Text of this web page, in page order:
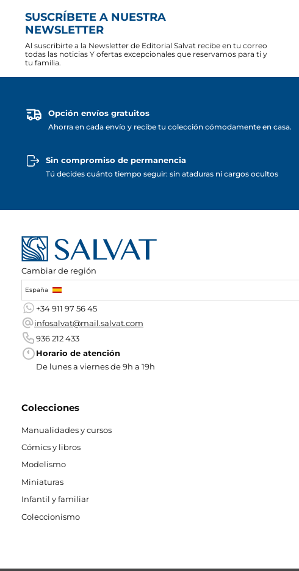
SUSCRÍBETE A NUESTRA
NEWSLETTER
Al suscribirte a la Newsletter de Editorial Salvat recibe en tu correo
todas las noticias Y ofertas excepcionales que reservamos para ti y
tu familia.
Opción envíos gratuitos
Ahorra en cada envío y recibe tu colección cómodamente en casa.
Sin compromiso de permanencia
Tú decides cuánto tiempo seguir: sin ataduras ni cargos ocultos
Cambiar de región
España
+34 911 97 56 45
infosalvat@mail.salvat.com
936 212 433
Horario de atención
De lunes a viernes de 9h a 19h
Colecciones
Manualidades y cursos
Cómics y libros
Modelismo
Miniaturas
Infantil y familiar
Coleccionismo